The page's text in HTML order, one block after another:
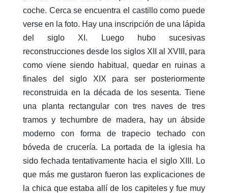
coche. Cerca se encuentra el castillo como puede
verse en la foto. Hay una inscripción de una lápida
del siglo XI.​ Luego hubo sucesivas
reconstrucciones desde los siglos XII al XVIII, para
como viene siendo habitual, quedar en ruinas a
finales del siglo XIX para ser posteriormente
reconstruida en la década de los sesenta. Tiene
una planta rectangular con tres naves de tres
tramos y techumbre de madera, ha​y un ábside
moderno con forma de trapecio techado con
bóveda de crucería.​ La portada de la iglesia ha
sido fechada tentativamente hacia el siglo XIII. Lo
que más me gustaron fueron las explicaciones de
la chica que estaba allí de los capiteles y fue muy